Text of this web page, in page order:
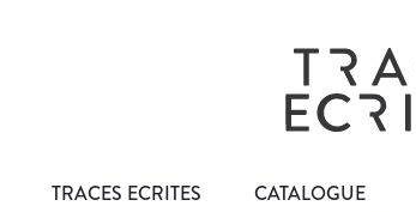
TRACES ECRITES CATALOGUE